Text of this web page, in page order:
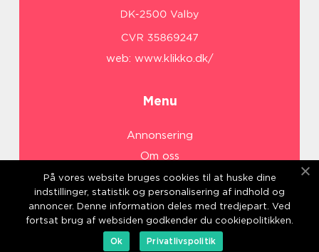
web: www.klikko.dk/
Menu
Annonsering
Om oss
Cookies
Kontakta oss
Sitemap
På vores website bruges cookies til at huske dine
indstillinger, statistik og personalisering af indhold og
annoncer. Denne information deles med tredjepart. Ved
fortsat brug af websiden godkender du cookiepolitikken.
Ok
Privatlivspolitik